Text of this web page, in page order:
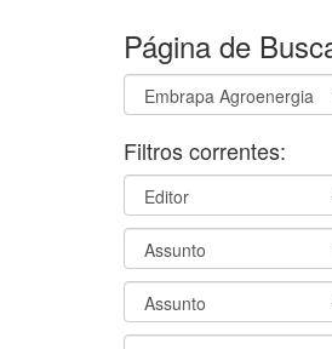
Página de
Filtros correntes: